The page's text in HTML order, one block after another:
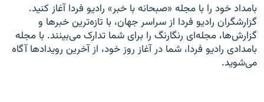
بامداد خود را با مجله «صبحانه با خبر» راديو فردا آغاز کنيد.
گزارشگران راديو فردا از سراسر جهان، با تازه‌ترين خبرها و
گزارش‌ها، مجله‌ای رنگارنگ را برای شما تدارک می‌بينند. با مجله
بامدادی راديو فردا، شما در آغاز روز خود، از آخرين رويدادها آگاه
می‌شويد.